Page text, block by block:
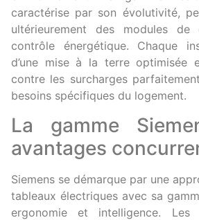
caractérise par son évolutivité,
ultérieurement des modules
contrôle énergétique. Chaque
d’une mise à la terre optimisée
contre les surcharges
besoins spécifiques du logement.
La gamme
avantages
Siemens se démarque par une
tableaux électriques avec sa
ergonomie et intelligence. Les